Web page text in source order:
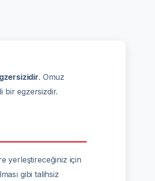
. Omuz
bir egzersizdir.
yerleştireceğiniz için
gibi talihsiz